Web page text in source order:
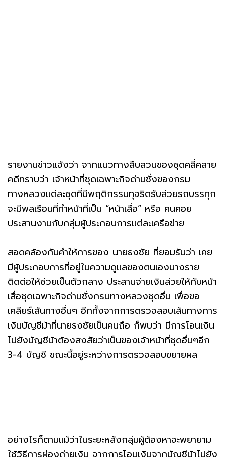
รายงานข่าวแจ้งว่า จากแนวทางสืบสวนของชุดคลี่คลาย
คดีทราบว่า เจ้าหน้าที่ชุดเฉพาะกิจด่านชั่งของกรม
ทางหลวงแต่ละชุดที่มีพฤติกรรมทุจริตรับส่วยรถบรรทุก
จะมีพลเรือนที่ทำหน้าที่เป็น “หน้าเสื่อ” หรือ คนคอย
ประสานงานกับกลุ่มผู้ประกอบการแต่ละเครือข่าย
สอดคล้องกับคำให้การของ นายธงชัย ที่ยอมรับว่า เคย
มีผู้ประกอบการที่อยู่ในความดูแลของตนเองบางราย
ติดต่อให้ช่วยเป็นตัวกลาง ประสานจ่ายเงินส่วยให้กับหน้า
เสื่อชุดเฉพาะกิจด่านชั่งกรมทางหลวงชุดอื่น เพื่อขอ
เคลียร์เส้นทางอื่นๆ อีกทั้งจากการตรวจสอบเส้นทางการ
เงินบัญชีม้าที่นายธงชัยเป็นคนถือ ก็พบว่า มีการโอนเงิน
ไปยังบัญชีม้าต้องสงสัยว่าเป็นของเจ้าหน้าที่ชุดอื่นๆอีก
3-4 บัญชี ขณะนี้อยู่ระหว่างการตรวจสอบขยายผล
อย่างไรก็ตามแม้ว่าในระยะหลังกลุ่มผู้ต้องหาจะพยายาม